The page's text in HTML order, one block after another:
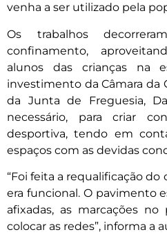
venha a ser utilizado pela
Os trabalhos
confinamento,
alunos das crianças na
investimento da Câmara da
da Junta de Freguesia,
necessário, para criar
desportiva, tendo em
espaços com as devidas
“Foi feita a requalificação
era funcional. O pavimento
afixadas, as marcações
colocar as redes”, informa a